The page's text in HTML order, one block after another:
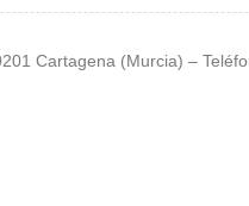
Cartagena (Murcia) –